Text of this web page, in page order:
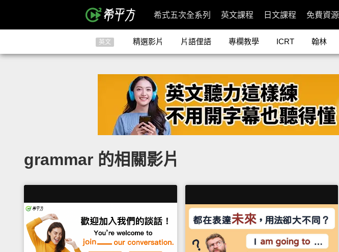
希式五次全系列 英文課程 日文課程 免費資源
英文 精選影片 片語俚語 專欄教學 ICRT 翰林
grammar 的相關影片